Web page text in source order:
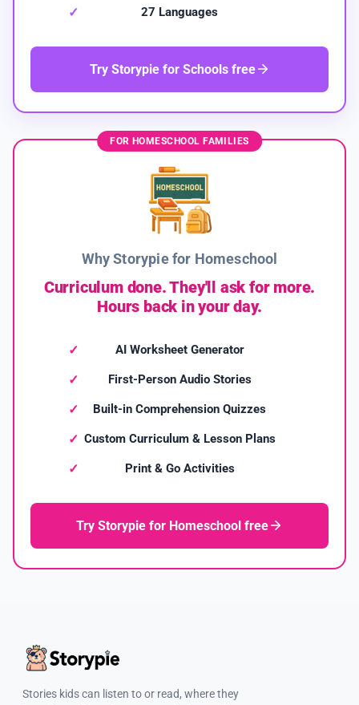
27 Languages
Try Storypie for Schools free
FOR HOMESCHOOL FAMILIES
Why Storypie for Homeschool
Curriculum done. They'll ask for more.
Hours back in your day.
AI Worksheet Generator
First-Person Audio Stories
Built-in Comprehension Quizzes
Custom Curriculum & Lesson Plans
Print & Go Activities
Try Storypie for Homeschool free
Stories kids can listen to or read, where they